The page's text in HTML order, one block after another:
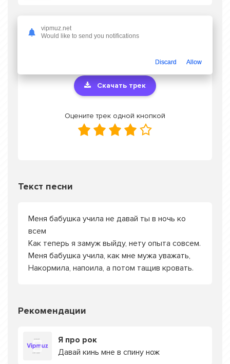
Скачать песню Эх Гуляй Душа - Меня
бабушка учила не давай ты в ночь ко
Скачать трек
Оцените трек одной кнопкой
Текст песни
Меня бабушка учила не давай ты в ночь ко
всем
Как теперь я замуж выйду, нету опыта совсем.
Меня бабушка учила, как мне мужа уважать,
Накормила, напоила, а потом тащив кровать.
Рекомендации
Я про рок
Давай кинь мне в спину нож
vipmuz.net
Would like to send you notifications
Discard Allow